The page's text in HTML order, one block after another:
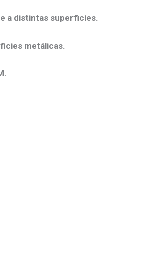
a distintas superficies.
metálicas.